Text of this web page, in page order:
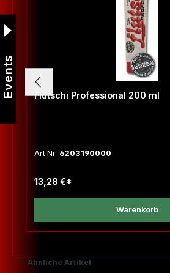
Flutschi Professional 200 ml
Art.Nr. 6203190000
13,28 €*
Warenkorb
Produktgalerie überspringen
Ähnliche Artikel
Events